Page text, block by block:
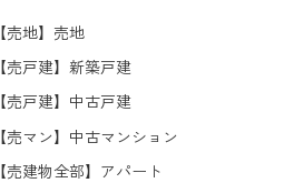
【売地】売地
【売戸建】新築戸建
【売戸建】中古戸建
【売マン】中古マンション
【売建物全部】アパート